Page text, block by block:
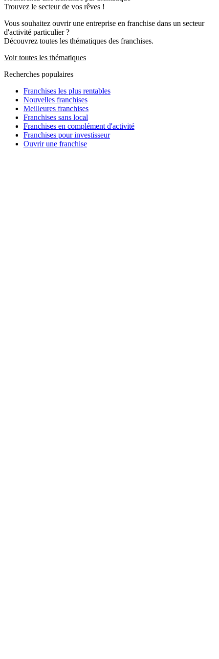
Trouvez le secteur de vos rêves !
Vous souhaitez ouvrir une entreprise en franchise dans un secteur
d'activité particulier ?
Découvrez toutes les thématiques des franchises.
Voir toutes les thématiques
Recherches populaires
Franchises les plus rentables
Nouvelles franchises
Meilleures franchises
Franchises sans local
Franchises en complément d'activité
Franchises pour investisseur
Ouvrir une franchise